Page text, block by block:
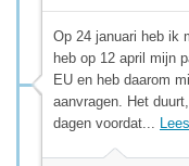
Op 24 januari heb ik
heb op 12 april mijn
EU en heb daarom
aanvragen. Het
dagen voordat...